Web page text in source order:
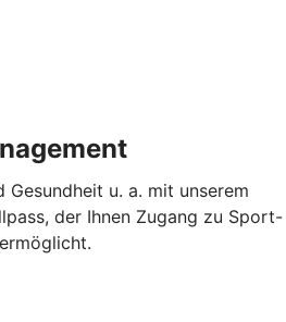
Gesundheit u. a. mit unserem
der Ihnen Zugang zu Sport-